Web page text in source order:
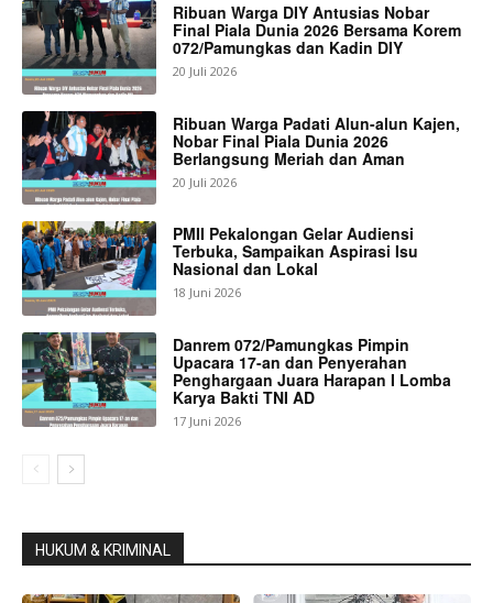
Ribuan Warga DIY Antusias Nobar
Final Piala Dunia 2026 Bersama Korem
072/Pamungkas dan Kadin DIY
20 Juli 2026
Ribuan Warga Padati Alun-alun Kajen,
Nobar Final Piala Dunia 2026
Berlangsung Meriah dan Aman
20 Juli 2026
PMII Pekalongan Gelar Audiensi
Terbuka, Sampaikan Aspirasi Isu
Nasional dan Lokal
18 Juni 2026
Danrem 072/Pamungkas Pimpin
Upacara 17-an dan Penyerahan
Penghargaan Juara Harapan I Lomba
Karya Bakti TNI AD
17 Juni 2026
HUKUM & KRIMINAL